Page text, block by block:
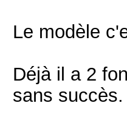
Le modèle
Déjà il a 2
sans succès.